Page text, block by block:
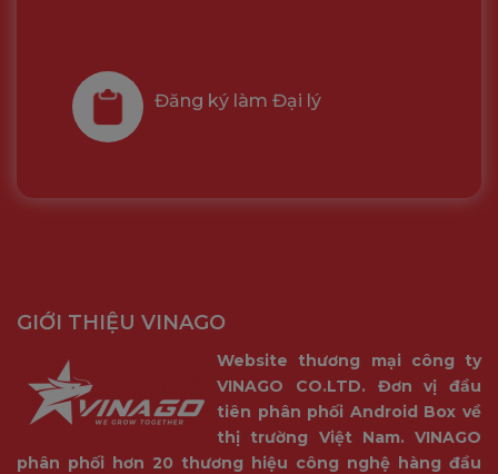
chặn vị khách không mời mà đến.
Nó hỗ trợ đàm thoại hai chiều hoàn toàn song công với
chức năng khử tiếng vang tích hợp, cho phép bạn giao tiếp
mượt mà theo thời gian thực với người ở phía trước máy
ảnh.
Đăng ký làm Đại lý
GIỚI THIỆU VINAGO
Website thương mại công ty
VINAGO CO.LTD. Đơn vị đầu
tiên phân phối Android Box về
thị trường Việt Nam. VINAGO
phân phối hơn 20 thương hiệu công nghệ hàng đầu